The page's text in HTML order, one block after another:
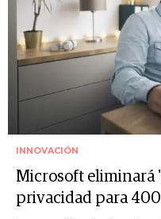
INNOVACIÓN
Microsoft eliminará
privacidad para